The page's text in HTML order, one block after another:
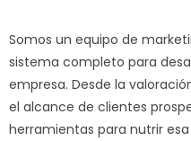
Somos un equipo de
sistema completo para
empresa. Desde la
el alcance de clientes
herramientas para nutrir